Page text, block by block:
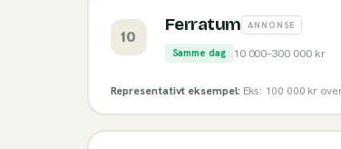
10
Ferratum ANNONSE
Samme dag 10 000–300 000kr
Representativt eksempel: Eks: 100 000 kr